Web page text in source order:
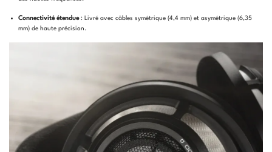
Connectivité étendue: Livré avec câbles symétrique (4,4 mm) et asymétrique (6,35
mm) de haute précision.